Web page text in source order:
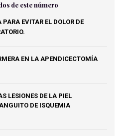
de este número
EVITAR EL DOLOR DE
EN LA APENDICECTOMÍA
LESIONES DE LA PIEL
DE ISQUEMIA